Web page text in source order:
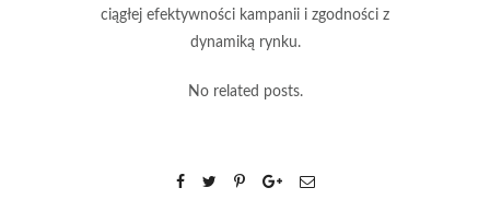
ciągłej efektywności kampanii i zgodności z
dynamiką rynku.
No related posts.